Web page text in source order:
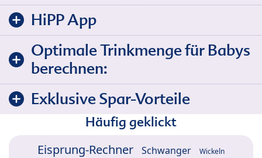
HiPP App
Optimale Trinkmenge für Babys
berechnen:
Exklusive Spar-Vorteile
Häufig geklickt
Eisprung-Rechner Schwanger Wickeln